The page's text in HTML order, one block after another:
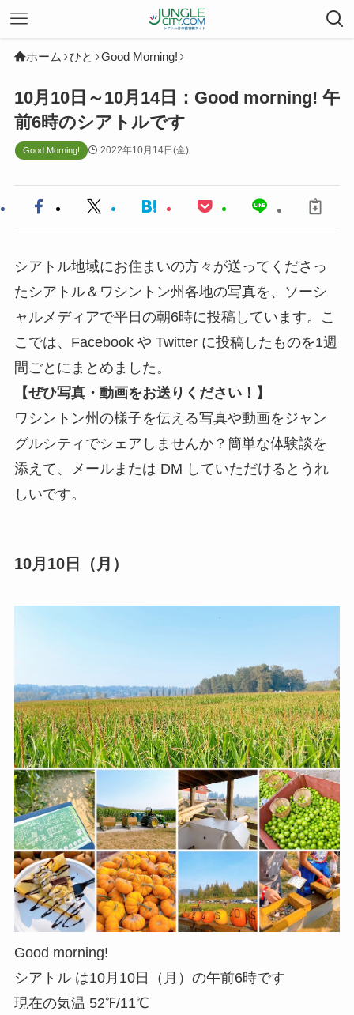
ホーム ひと Good Morning!
10月10日～10月14日：Good morning! 午
前6時のシアトルです
Good Morning! 2022年10月14日(金)
シアトル地域にお住まいの方々が送ってくださっ
たシアトル＆ワシントン州各地の写真を、ソーシ
ャルメディアで平日の朝6時に投稿しています。こ
こでは、Facebook や Twitter に投稿したものを1週
間ごとにまとめました。
【ぜひ写真・動画をお送りください！】
ワシントン州の様子を伝える写真や動画をジャン
グルシティでシェアしませんか？簡単な体験談を
添えて、メールまたは DM していただけるとうれ
しいです。
10月10日（月）
Good morning!
シアトル は10月10日（月）の午前6時です
現在の気温 52℉/11℃